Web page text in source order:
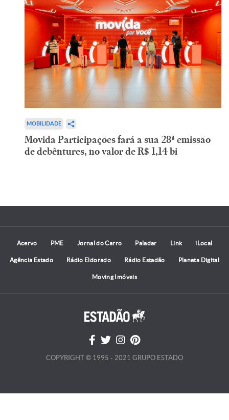
MOBILIDADE
Movida Participações fará a sua 28ª emissão
de debêntures, no valor de R$ 1,14 bi
Acervo PME Jornal do Carro Paladar Link iLocal
Agência Estado Rádio Eldorado Rádio Estadão Planeta Digital
Moving Imóveis
COPYRIGHT © 1995 - 2021 GRUPO ESTADO